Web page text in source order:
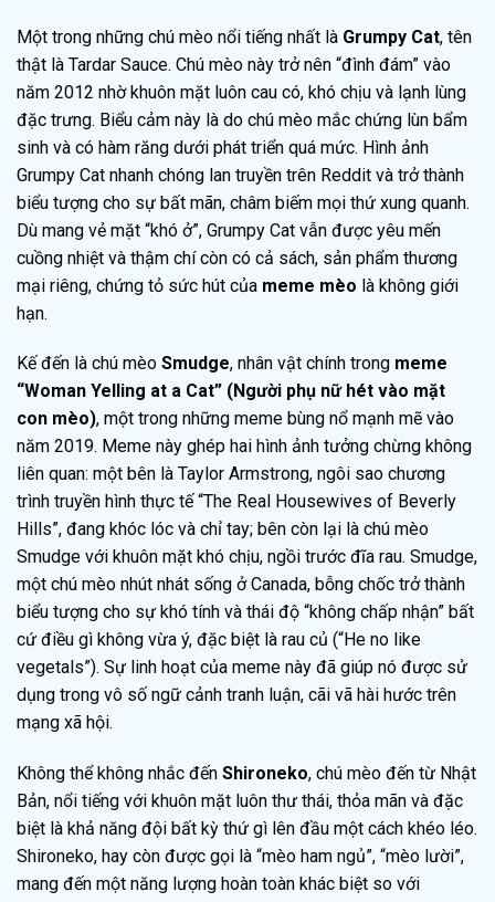
Một trong những chú mèo nổi tiếng nhất là Grumpy Cat, tên
thật là Tardar Sauce. Chú mèo này trở nên “đình đám” vào
năm 2012 nhờ khuôn mặt luôn cau có, khó chịu và lạnh lùng
đặc trưng. Biểu cảm này là do chú mèo mắc chứng lùn bẩm
sinh và có hàm răng dưới phát triển quá mức. Hình ảnh
Grumpy Cat nhanh chóng lan truyền trên Reddit và trở thành
biểu tượng cho sự bất mãn, châm biếm mọi thứ xung quanh.
Dù mang vẻ mặt “khó ở”, Grumpy Cat vẫn được yêu mến
cuồng nhiệt và thậm chí còn có cả sách, sản phẩm thương
mại riêng, chứng tỏ sức hút của meme mèo là không giới
hạn.
Kế đến là chú mèo Smudge, nhân vật chính trong meme
“Woman Yelling at a Cat” (Người phụ nữ hét vào mặt
con mèo), một trong những meme bùng nổ mạnh mẽ vào
năm 2019. Meme này ghép hai hình ảnh tưởng chừng không
liên quan: một bên là Taylor Armstrong, ngôi sao chương
trình truyền hình thực tế “The Real Housewives of Beverly
Hills”, đang khóc lóc và chỉ tay; bên còn lại là chú mèo
Smudge với khuôn mặt khó chịu, ngồi trước đĩa rau. Smudge,
một chú mèo nhút nhát sống ở Canada, bỗng chốc trở thành
biểu tượng cho sự khó tính và thái độ “không chấp nhận” bất
cứ điều gì không vừa ý, đặc biệt là rau củ (“He no like
vegetals”). Sự linh hoạt của meme này đã giúp nó được sử
dụng trong vô số ngữ cảnh tranh luận, cãi vã hài hước trên
mạng xã hội.
Không thể không nhắc đến Shironeko, chú mèo đến từ Nhật
Bản, nổi tiếng với khuôn mặt luôn thư thái, thỏa mãn và đặc
biệt là khả năng đội bất kỳ thứ gì lên đầu một cách khéo léo.
Shironeko, hay còn được gọi là “mèo ham ngủ”, “mèo lười”,
mang đến một năng lượng hoàn toàn khác biệt so với